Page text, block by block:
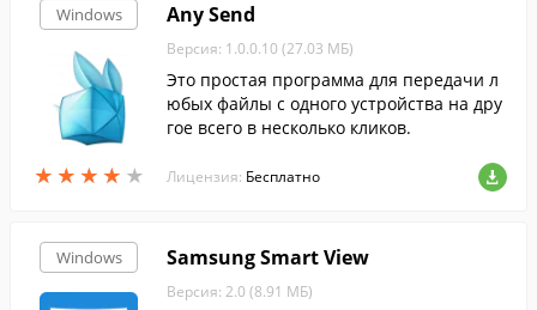
Windows
★ ★ ★ ★ ★
★ ★ ★ ★ ★
Any Send
Версия: 1.0.0.10 (27.03 МБ)
Это простая программа для передачи л
юбых файлы с одного устройства на дру
гое всего в несколько кликов.
Лицензия: Бесплатно
Windows Samsung Smart View
Версия: 2.0 (8.91 МБ)